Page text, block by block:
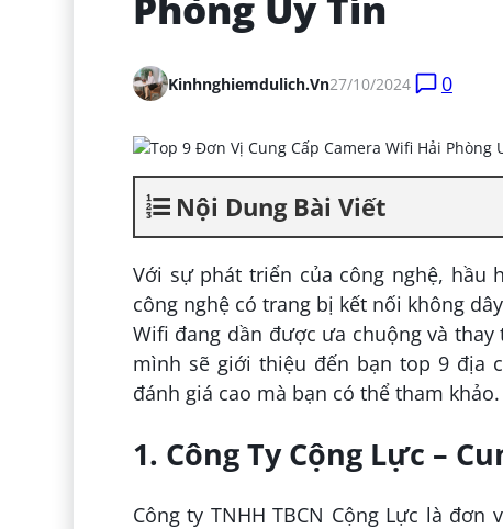
Kinhnghiemdulich.vn27/10/2024 0
Nội Dung Bài Viết
Với sự phát triển của công nghệ,
công nghệ có trang bị kết nối không
Wifi đang dần được ưa chuộng và
mình sẽ giới thiệu đến bạn top 9 địa
đánh giá cao mà bạn có thể tham khảo.
1. Công Ty Cộng Lực –
Công ty TNHH TBCN Cộng Lực là